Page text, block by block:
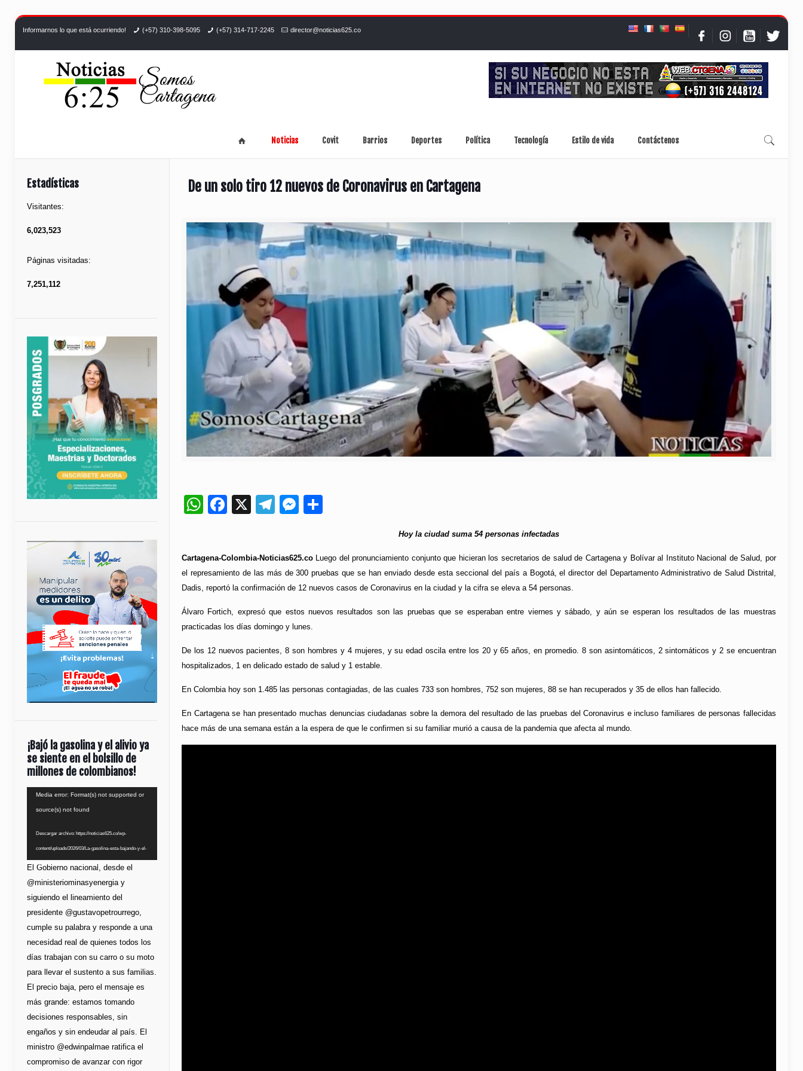
Informarnos lo que está ocurriendo! (+57) 310-398-5095 (+57) 314-717-2245 director@noticias625.co
Noticias Covit Barrios Deportes Política Tecnología Estilo de vida Contáctenos
De un solo tiro 12 nuevos de Coronavirus en Cartagena
WhatsApp
Facebook
X Telegram
Messenger
Hoy la ciudad suma 54 personas infectadas
Cartagena-Colombia-Noticias625.coLuego del pronunciamiento conjunto que hicieran los secretarios de salud de Cartagena y Bolívar al Instituto Nacional de Salud, por
el represamiento de las más de 300 pruebas que se han enviado desde esta seccional del país a Bogotá, el director del Departamento Administrativo de Salud Distrital,
Dadis, reportó la confirmación de 12 nuevos casos de Coronavirus en la ciudad y la cifra se eleva a 54 personas.
Álvaro Fortich, expresó que estos nuevos resultados son las pruebas que se esperaban entre viernes y sábado, y aún se esperan los resultados de las muestras
practicadas los días domingo y lunes.
De los 12 nuevos pacientes, 8 son hombres y 4 mujeres, y su edad oscila entre los 20 y 65 años, en promedio. 8 son asintomáticos, 2 sintomáticos y 2 se encuentran
hospitalizados, 1 en delicado estado de salud y 1 estable.
En Colombia hoy son 1.485 las personas contagiadas, de las cuales 733 son hombres, 752 son mujeres, 88 se han recuperados y 35 de ellos han fallecido.
En Cartagena se han presentado muchas denuncias ciudadanas sobre la demora del resultado de las pruebas del Coronavirus e incluso familiares de personas fallecidas
hace más de una semana están a la espera de que le confirmen si su familiar murió a causa de la pandemia que afecta al mundo.
Estadísticas
Visitantes:
6,023,523
Páginas visitadas:
7,251,112
¡Bajó la gasolina y el alivio ya
se siente en el bolsillo de
millones de colombianos!
Reproductor
Media error: Format(s) not supported or
source(s) not found
Descargar archivo: https://noticias625.co/wp-
content/uploads/2026/03/La-gasolina-esta-bajando-y-el-
El Gobierno nacional, desde el
@ministeriominasyenergia y
siguiendo el lineamiento del
presidente @gustavopetrourrego,
cumple su palabra y responde a una
necesidad real de quienes todos los
días trabajan con su carro o su moto
para llevar el sustento a sus familias.
El precio baja, pero el mensaje es
más grande: estamos tomando
decisiones responsables, sin
engaños y sin endeudar al país. El
ministro @edwinpalmae ratifica el
compromiso de avanzar con rigor